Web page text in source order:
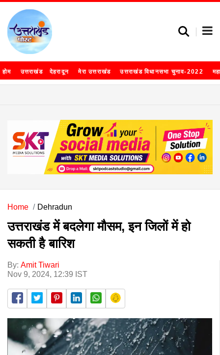
होम उत्तराखंड देहरादून मेरा उत्तराखंड उत्तराखंड विधानसभा चुनाव-2022
Home Dehradun
उत्तराखंड में बदलेगा मौसम, इन जिलों में हो
सकती है बारिश
By: Amit Tiwari
Nov 9, 2024, 12:39 IST